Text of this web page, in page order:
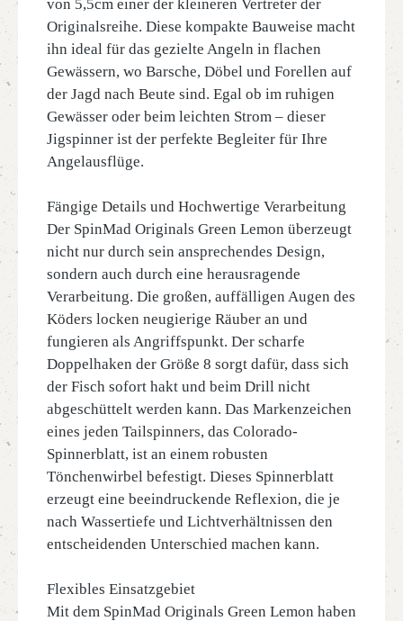
von 5,5cm einer der kleineren Vertreter der
Originalsreihe. Diese kompakte Bauweise macht
ihn ideal für das gezielte Angeln in flachen
Gewässern, wo Barsche, Döbel und Forellen auf
der Jagd nach Beute sind. Egal ob im ruhigen
Gewässer oder beim leichten Strom – dieser
Jigspinner ist der perfekte Begleiter für Ihre
Angelausflüge.
Fängige Details und Hochwertige Verarbeitung
Der SpinMad Originals Green Lemon überzeugt
nicht nur durch sein ansprechendes Design,
sondern auch durch eine herausragende
Verarbeitung. Die großen, auffälligen Augen des
Köders locken neugierige Räuber an und
fungieren als Angriffspunkt. Der scharfe
Doppelhaken der Größe 8 sorgt dafür, dass sich
der Fisch sofort hakt und beim Drill nicht
abgeschüttelt werden kann. Das Markenzeichen
eines jeden Tailspinners, das Colorado-
Spinnerblatt, ist an einem robusten
Tönchenwirbel befestigt. Dieses Spinnerblatt
erzeugt eine beeindruckende Reflexion, die je
nach Wassertiefe und Lichtverhältnissen den
entscheidenden Unterschied machen kann.
Flexibles Einsatzgebiet
Mit dem SpinMad Originals Green Lemon haben